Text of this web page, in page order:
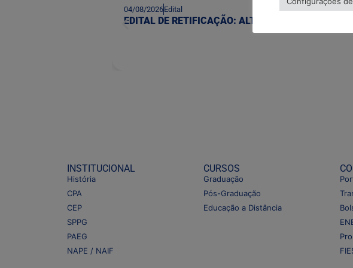
04/08/2026Edital
EDITAL DE RETIFICAÇÃO: ALTERAÇÃO DO
INSTITUCIONAL
História
CPA
CEP
SPPG
PAEG
NAPE / NAIF
CURSOS
Graduação
Pós-Graduação
Educação a Distância